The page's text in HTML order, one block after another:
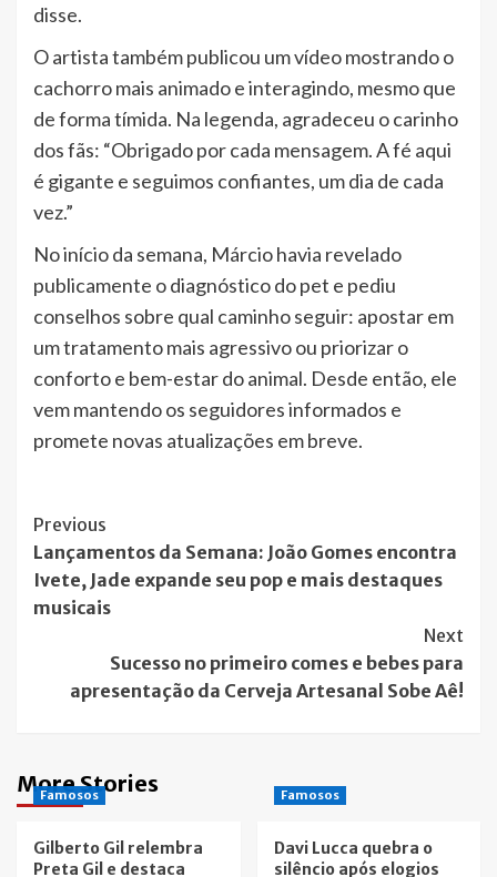
disse.
O artista também publicou um vídeo mostrando o
cachorro mais animado e interagindo, mesmo que
de forma tímida. Na legenda, agradeceu o carinho
dos fãs: “Obrigado por cada mensagem. A fé aqui
é gigante e seguimos confiantes, um dia de cada
vez.”
No início da semana, Márcio havia revelado
publicamente o diagnóstico do pet e pediu
conselhos sobre qual caminho seguir: apostar em
um tratamento mais agressivo ou priorizar o
conforto e bem-estar do animal. Desde então, ele
vem mantendo os seguidores informados e
promete novas atualizações em breve.
Post
Navigation
Previous
Lançamentos da Semana: João Gomes encontra
Ivete, Jade expande seu pop e mais destaques
musicais
Next
Sucesso no primeiro comes e bebes para
apresentação da Cerveja Artesanal Sobe Aê!
More Stories
Famosos
Gilberto Gil relembra
Preta Gil e destaca
Famosos
Davi Lucca quebra o
silêncio após elogios